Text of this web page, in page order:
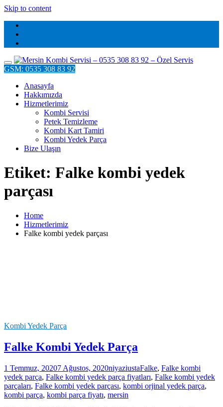
Skip to content
GSM: 0535 308 83 92
Anasayfa
Hakkımızda
Hizmetlerimiz
Kombi Servisi
Petek Temizleme
Kombi Kart Tamiri
Kombi Yedek Parça
Bize Ulaşın
Etiket: Falke kombi yedek
parçası
Home
Hizmetlerimiz
Falke kombi yedek parçası
Kombi Yedek Parça
Falke Kombi Yedek Parça
1 Temmuz, 20207 Ağustos, 2020niyaziustaFalke, Falke kombi
yedek parça, Falke kombi yedek parça fiyatları, Falke kombi yedek
parçaları, Falke kombi yedek parçası, kombi orjinal yedek parça,
kombi parça, kombi parça fiyatı, mersin